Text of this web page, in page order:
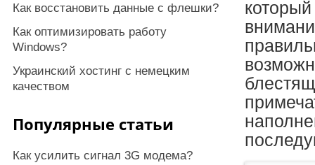
Как восстановить данные с флешки?
Как оптимизировать работу
Windows?
Украинский хостинг с немецким
качеством
Популярные статьи
Как усилить сигнал 3G модема?